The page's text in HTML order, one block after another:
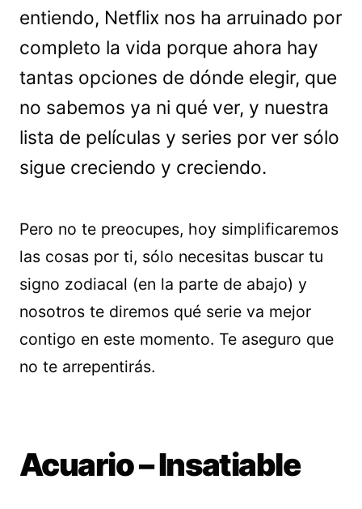
entiendo, Netflix nos ha arruinado por
completo la vida porque ahora hay
tantas opciones de dónde elegir, que
no sabemos ya ni qué ver, y nuestra
lista de películas y series por ver sólo
sigue creciendo y creciendo.
Pero no te preocupes, hoy simplificaremos
las cosas por ti, sólo necesitas buscar tu
signo zodiacal (en la parte de abajo) y
nosotros te diremos qué serie va mejor
contigo en este momento. Te aseguro que
no te arrepentirás.
Acuario – Insatiable